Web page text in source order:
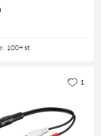
: 100+ st
1